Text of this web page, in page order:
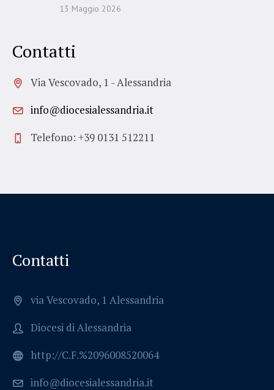
13 Maggio 2026
Contatti
Via Vescovado, 1 - Alessandria
info@diocesialessandria.it
Telefono: +39 0131 512211
Contatti
via Vescovado, 1 Alessandria
Diocesi di Alessandria
http://C.F.%2096008520064
info@diocesialessandria.it